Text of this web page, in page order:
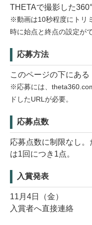
THETAで撮影した
※動画は10秒程度にトリ
時に始点と終点の設定が
応募方法
このページの下にあ
※応募には、
ドしたURLが必要。
応募点数
応募点数に制限なし
は1回につき1点。
入賞発表
11月4日（金）
入賞者へ直接連絡